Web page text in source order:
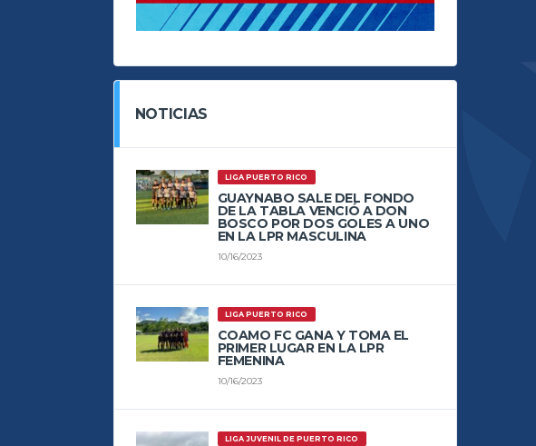
NOTICIAS
LIGA PUERTO RICO
GUAYNABO SALE DEL FONDO
DE LA TABLA VENCIÓ A DON
BOSCO POR DOS GOLES A UNO
EN LA LPR MASCULINA
10/16/2023
LIGA PUERTO RICO
COAMO FC GANA Y TOMA EL
PRIMER LUGAR EN LA LPR
FEMENINA
10/16/2023
LIGA JUVENIL DE PUERTO RICO